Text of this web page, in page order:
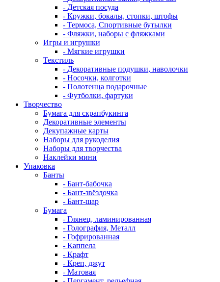
- Детская посуда
- Кружки, бокалы, стопки, штофы
- Термоса, Спортивные бутылки
- Фляжки, наборы с фляжками
Игры и игрушки
- Мягкие игрушки
Текстиль
- Декоративные подушки, наволочки
- Носочки, колготки
- Полотенца подарочные
- Футболки, фартуки
Творчество
Бумага для скрапбукинга
Декоративные элементы
Декупажные карты
Наборы для рукоделия
Наборы для творчества
Наклейки мини
Упаковка
Банты
- Бант-бабочка
- Бант-звёздочка
- Бант-шар
Бумага
- Глянец, ламинированная
- Голография, Металл
- Гофрированная
- Каппела
- Крафт
- Креп, джут
- Матовая